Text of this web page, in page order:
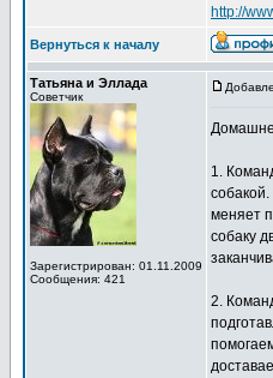
http://
Вернуться к началу
Татьяна и Эллада
Советчик
Зарегистрирован: 01.11.2009
Сообщения: 421
1.
меняет
собаку
2.